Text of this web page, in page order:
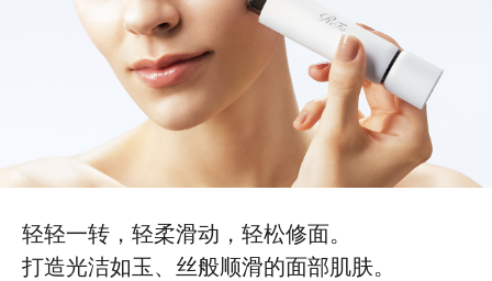
轻轻一转，轻柔滑动，轻松修面。
打造光洁如玉、丝般顺滑的面部肌肤。